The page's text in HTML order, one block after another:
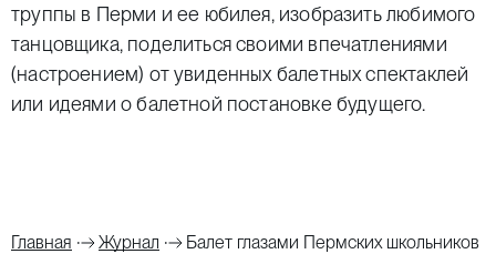
труппы в Перми и ее юбилея, изобразить любимого
танцовщика, поделиться своими впечатлениями
(настроением) от увиденных балетных спектаклей
или идеями о балетной постановке будущего.
Главная Журнал Балет глазами Пермских школьников